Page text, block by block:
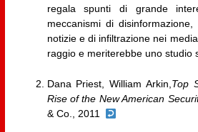
regala spunti di grande
meccanismi di
notizie e di infiltrazione nei
raggio e meriterebbe uno studio
Dana Priest, William Arkin,Top
Rise of the New American
& Co., 2011